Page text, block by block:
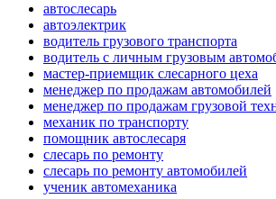
автослесарь
автоэлектрик
водитель грузового транспорта
водитель с личным грузовым
мастер-приемщик слесарного цеха
менеджер по продажам автомобилей
менеджер по продажам грузовой
механик по транспорту
помощник автослесаря
слесарь по ремонту
слесарь по ремонту автомобилей
ученик автомеханика